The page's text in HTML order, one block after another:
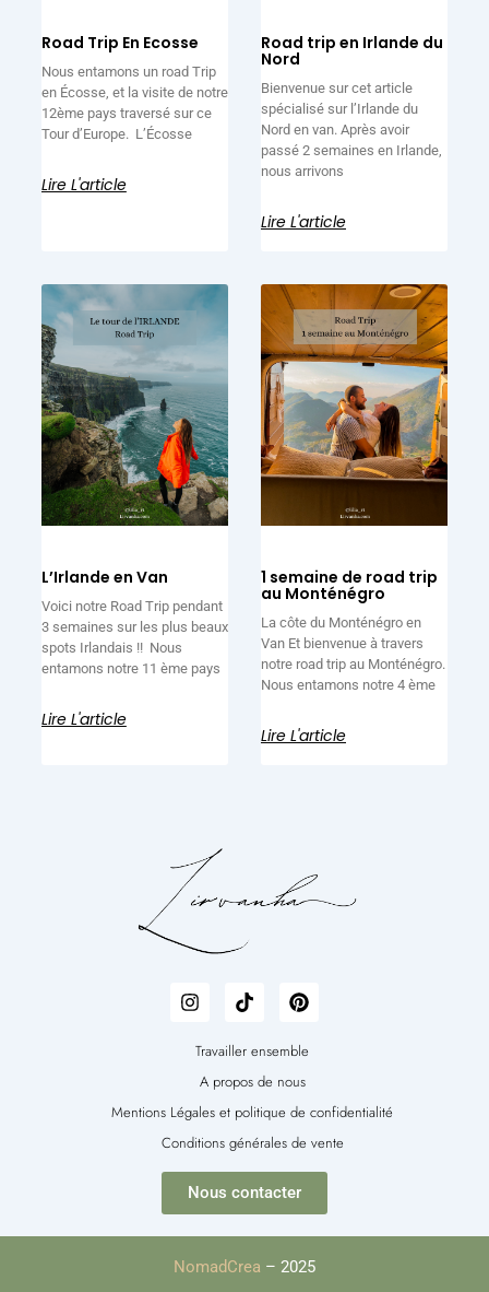
Road Trip En Ecosse
Nous entamons un road Trip
en Écosse, et la visite de notre
12ème pays traversé sur ce
Tour d’Europe. L’Écosse
Lire L'article
Road trip en Irlande du
Nord
Bienvenue sur cet article
spécialisé sur l’Irlande du
Nord en van. Après avoir
passé 2 semaines en Irlande,
nous arrivons
Lire L'article
L’Irlande en Van
Voici notre Road Trip pendant
3 semaines sur les plus beaux
spots Irlandais !! Nous
entamons notre 11 ème pays
Lire L'article
1 semaine de road trip
au Monténégro
La côte du Monténégro en
Van Et bienvenue à travers
notre road trip au Monténégro.
Nous entamons notre 4 ème
Lire L'article
I
n
t
g
r
a
m
T
i
t
k
P
i
t
r
e
t
Travailler ensemble
A propos de nous
Mentions Légales et politique de confidentialité
Conditions générales de vente
Nous contacter
NomadCrea – 2025